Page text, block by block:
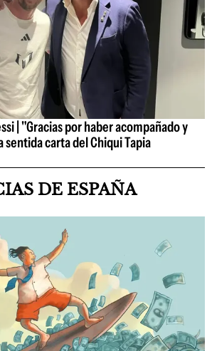
| "Gracias por haber acompañado y
carta del Chiqui Tapia
DE ESPAÑA